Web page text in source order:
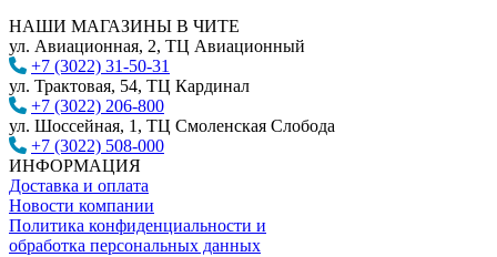
НАШИ МАГАЗИНЫ В ЧИТЕ
ул. Авиационная, 2, ТЦ Авиационный
+7 (3022) 31-50-31
ул. Трактовая, 54, ТЦ Кардинал
+7 (3022) 206-800
ул. Шоссейная, 1, ТЦ Смоленская Слобода
+7 (3022) 508-000
ИНФОРМАЦИЯ
Доставка и оплата
Новости компании
Политика конфиденциальности и
обработка персональных данных